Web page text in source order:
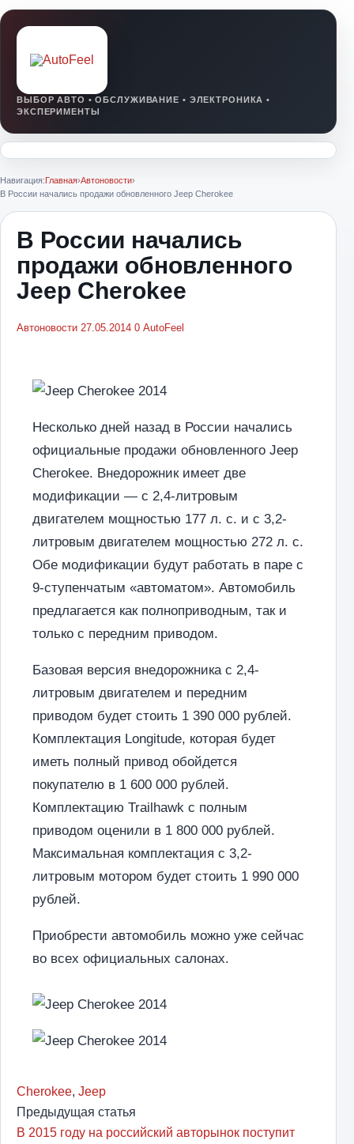
Навигация:Главная›Автоновости›
В России начались продажи обновленного Jeep Cherokee
В России начались
продажи обновленного
Jeep Cherokee
Автоновости 27.05.2014 0 AutoFeel
Несколько дней назад в России начались
официальные продажи обновленного Jeep
Cherokee. Внедорожник имеет две
модификации — с 2,4-литровым
двигателем мощностью 177 л. с. и с 3,2-
литровым двигателем мощностью 272 л. с.
Обе модификации будут работать в паре с
9-ступенчатым «автоматом». Автомобиль
предлагается как полноприводным, так и
только с передним приводом.
Базовая версия внедорожника с 2,4-
литровым двигателем и передним
приводом будет стоить 1 390 000 рублей.
Комплектация Longitude, которая будет
иметь полный привод обойдется
покупателю в 1 600 000 рублей.
Комплектацию Trailhawk с полным
приводом оценили в 1 800 000 рублей.
Максимальная комплектация с 3,2-
литровым мотором будет стоить 1 990 000
рублей.
Приобрести автомобиль можно уже сейчас
во всех официальных салонах.
Cherokee, Jeep
Предыдущая статья
В 2015 году на российский авторынок поступит